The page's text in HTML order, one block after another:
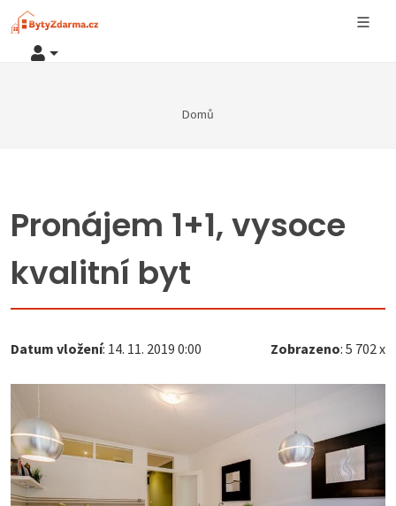
Domů
Pronájem 1+1, vysoce
kvalitní byt
Datum vložení: 14. 11. 2019 0:00 Zobrazeno: 5 702 x